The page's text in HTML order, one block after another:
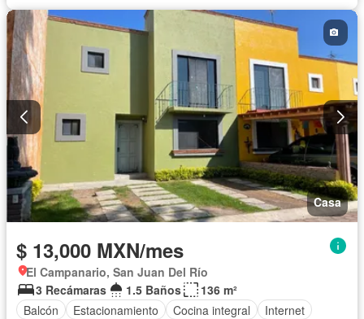
Casa
$ 13,000 MXN/mes
El Campanario, San Juan Del Río
3 Recámaras
1.5 Baños
136 m²
Balcón
Estacionamiento Cocina integral
Internet